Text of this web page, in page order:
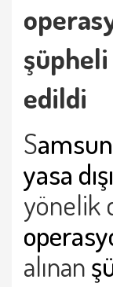
edildi
S
yasa
yönelik
alınan